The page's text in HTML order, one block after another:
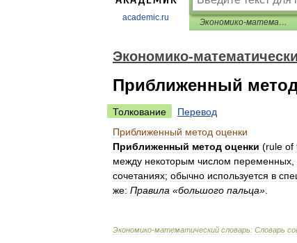
academic.ru Экономико-математический словарь
Экономико-
Приближенный
Толкование
Перевод
Приближенный метод оценки
Приближенный метод оценки (rule of
между некоторым числом переменных
сочетаниях; обычно используется в
же: Правила «большого пальца»
Экономико-математический словарь: Словарь